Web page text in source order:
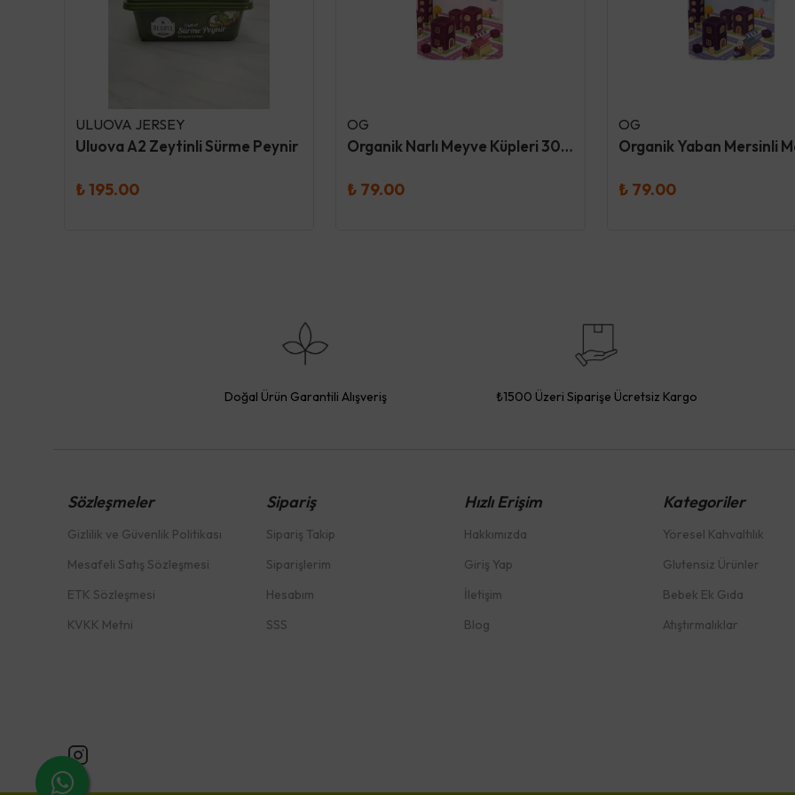
ULUOVA JERSEY
Uluova A2 Zeytinli Sürme Peynir
₺ 195.00
OG
Organik Narlı Meyve Küpleri 30 Gr
₺ 79.00
OG
₺ 79.00
Doğal Ürün Garantili Alışveriş ₺1500 Üzeri Siparişe Ücretsiz Kargo
Sözleşmeler
Gizlilik ve Güvenlik Politikası
Mesafeli Satış Sözleşmesi
ETK Sözleşmesi
KVKK Metni
Sipariş
Sipariş Takip
Siparişlerim
Hesabım
SSS
Hızlı Erişim
Hakkımızda
Giriş Yap
İletişim
Blog
Kategoriler
Yöresel Kahvaltılık
Glutensiz Ürünler
Bebek Ek Gıda
Atıştırmalıklar